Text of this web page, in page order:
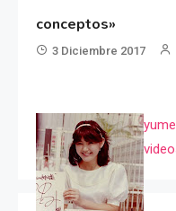
conceptos»
3 Diciembre 2017